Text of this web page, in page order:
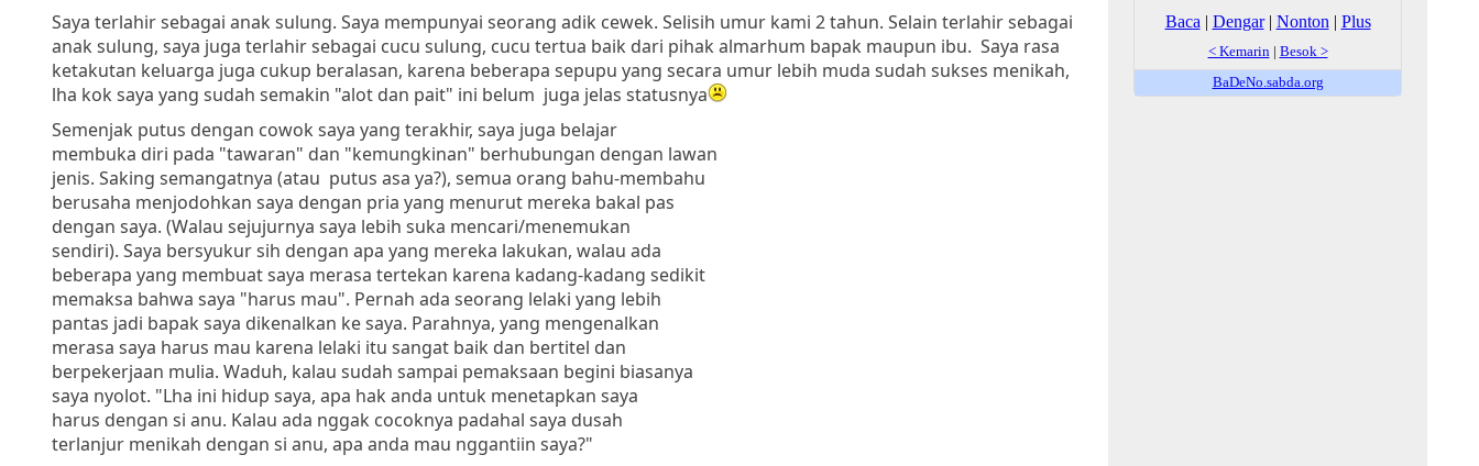
Saya terlahir sebagai anak sulung. Saya mempunyai seorang adik cewek. Selisih umur kami 2 tahun. Selain terlahir sebagai
anak sulung, saya juga terlahir sebagai cucu sulung, cucu tertua baik dari pihak almarhum bapak maupun ibu. Saya rasa
ketakutan keluarga juga cukup beralasan, karena beberapa sepupu yang secara umur lebih muda sudah sukses menikah,
lha kok saya yang sudah semakin "alot dan pait" ini belum juga jelas statusnya
Semenjak putus dengan cowok saya yang terakhir, saya juga belajar
membuka diri pada "tawaran" dan "kemungkinan" berhubungan dengan lawan
jenis. Saking semangatnya (atau putus asa ya?), semua orang bahu-membahu
berusaha menjodohkan saya dengan pria yang menurut mereka bakal pas
dengan saya. (Walau sejujurnya saya lebih suka mencari/menemukan
sendiri). Saya bersyukur sih dengan apa yang mereka lakukan, walau ada
beberapa yang membuat saya merasa tertekan karena kadang-kadang sedikit
memaksa bahwa saya "harus mau". Pernah ada seorang lelaki yang lebih
pantas jadi bapak saya dikenalkan ke saya. Parahnya, yang mengenalkan
merasa saya harus mau karena lelaki itu sangat baik dan bertitel dan
berpekerjaan mulia. Waduh, kalau sudah sampai pemaksaan begini biasanya
saya nyolot. "Lha ini hidup saya, apa hak anda untuk menetapkan saya
harus dengan si anu. Kalau ada nggak cocoknya padahal saya dusah
terlanjur menikah dengan si anu, apa anda mau nggantiin saya?"